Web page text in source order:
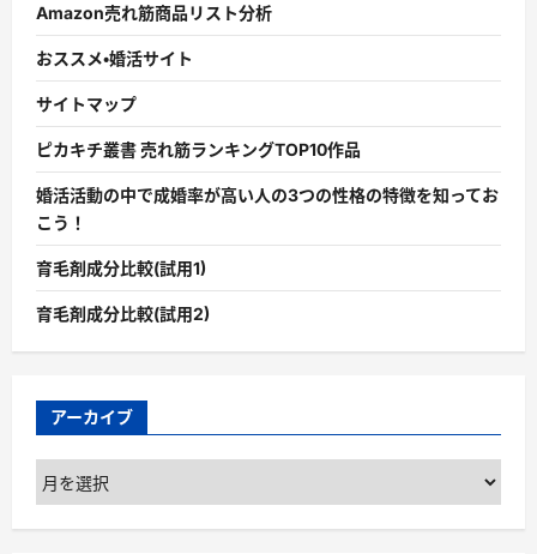
Amazon売れ筋商品リスト分析
おススメ・婚活サイト
サイトマップ
ピカキチ叢書 売れ筋ランキングTOP10作品
婚活活動の中で成婚率が高い人の3つの性格の特徴を知ってお
こう！
育毛剤成分比較(試用1)
育毛剤成分比較(試用2)
アーカイブ
ア
ー
カ